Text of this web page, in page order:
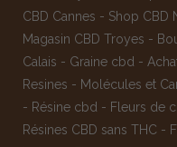
CBD Cannes - Shop CBD
Magasin CBD Troyes -
Calais - Graine cbd -
Resines - Molécules et
- Résine cbd - Fleurs de
Résines CBD sans THC -